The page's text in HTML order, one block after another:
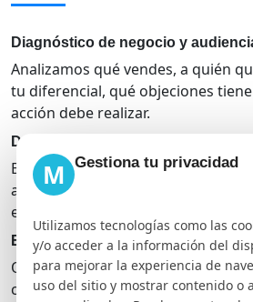
Diagnóstico de negocio y
Analizamos qué vendes, a quién
tu diferencial, qué objeciones
acción debe realizar.
Definición del objetivo de campaña
Elegimos campañas de tráfico,
alcance, interacción, ventas o
etapa de tu negocio.
Estructura de audiencias
Organizamos públicos por
comportamientos, audiencias
M Gestiona tu privacidad
Utilizamos tecnologías como las
y/o acceder a la información del
para mejorar la experiencia de
uso del sitio y mostrar contenido o